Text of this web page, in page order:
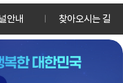
안내 찾아오시는 길
국정책방송원 KTV
Reserved.